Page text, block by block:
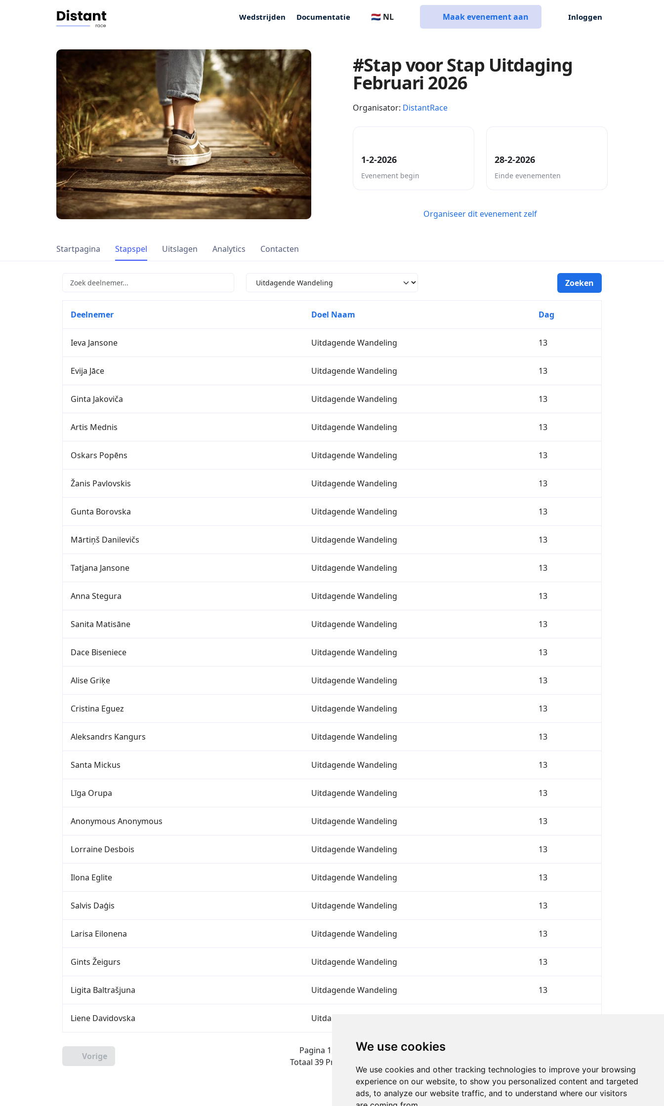
We use cookies
We use cookies and other tracking technologies to improve your browsing
experience on our website, to show you personalized content and targeted
ads, to analyze our website traffic, and to understand where our visitors
Wedstrijden Documentatie 🇳🇱 NL Maak evenement aan Inloggen
#Stap voor Stap Uitdaging
Februari 2026
Organisator: DistantRace
1-2-2026
Evenement begin
28-2-2026
Einde evenementen
Organiseer dit evenement zelf
Startpagina Stapspel Uitslagen Analytics Contacten
Deelnemer Doel Naam Dag
Ieva Jansone Uitdagende Wandeling 13
Evija Jāce Uitdagende Wandeling 13
Ginta Jakoviča Uitdagende Wandeling 13
Artis Mednis Uitdagende Wandeling 13
Oskars Popēns Uitdagende Wandeling 13
Žanis Pavlovskis Uitdagende Wandeling 13
Gunta Borovska Uitdagende Wandeling 13
Mārtiņš Danilevičs Uitdagende Wandeling 13
Tatjana Jansone Uitdagende Wandeling 13
Anna Stegura Uitdagende Wandeling 13
Sanita Matisāne Uitdagende Wandeling 13
Dace Biseniece Uitdagende Wandeling 13
Alise Griķe Uitdagende Wandeling 13
Cristina Eguez Uitdagende Wandeling 13
Aleksandrs Kangurs Uitdagende Wandeling 13
Santa Mickus Uitdagende Wandeling 13
Līga Orupa Uitdagende Wandeling 13
Anonymous Anonymous Uitdagende Wandeling 13
Lorraine Desbois Uitdagende Wandeling 13
Ilona Eglite Uitdagende Wandeling 13
Salvis Daģis Uitdagende Wandeling 13
Larisa Eilonena Uitdagende Wandeling 13
Gints Žeigurs Uitdagende Wandeling 13
Ligita Baltrašjuna Uitdagende Wandeling 13
Liene Davidovska Uitdagende Wandeling
Vorige
Pagina 1 van 2
Totaal 39 Prestaties